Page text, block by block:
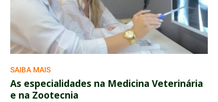
SAIBA MAIS
As especialidades na Medicina Veterinária
e na Zootecnia